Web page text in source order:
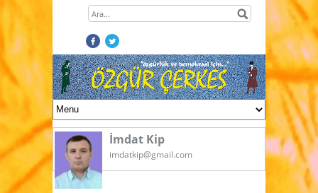
İmdat Kip
imdatkip@gmail.com